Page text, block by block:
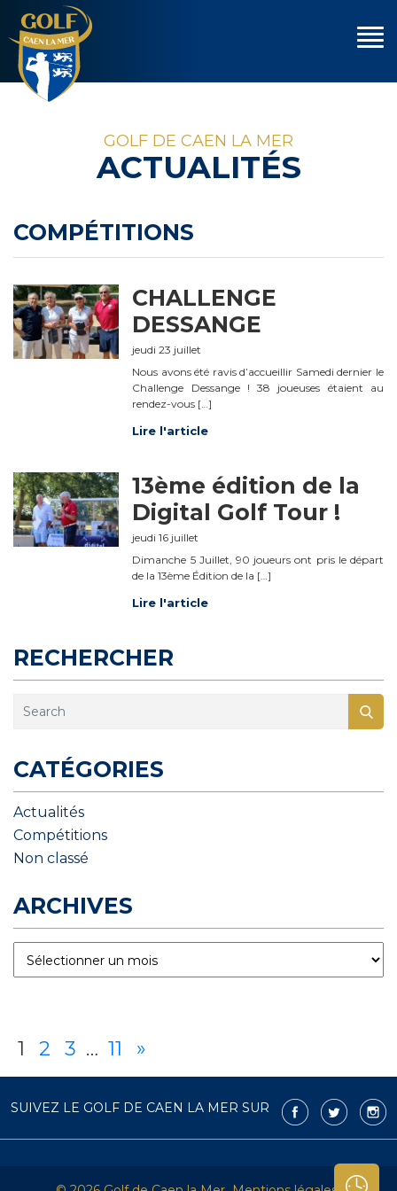
GOLF DE CAEN LA MER
ACTUALITÉS
COMPÉTITIONS
CHALLENGE
DESSANGE
jeudi 23 juillet
Nous avons été ravis d’accueillir Samedi dernier le
Challenge Dessange ! 38 joueuses étaient au
rendez-vous […]
Lire l'article
13ème édition de la
Digital Golf Tour !
jeudi 16 juillet
Dimanche 5 Juillet, 90 joueurs ont pris le départ
de la 13ème Édition de la […]
Lire l'article
RECHERCHER
CATÉGORIES
Actualités
Compétitions
Non classé
ARCHIVES
1 2 3 … 11 »
SUIVEZ LE GOLF DE CAEN LA MER SUR